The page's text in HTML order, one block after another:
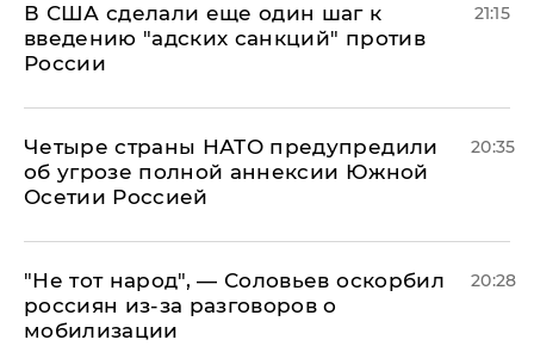
В США сделали еще один шаг к
введению "адских санкций" против
России
21:15
Четыре страны НАТО предупредили
об угрозе полной аннексии Южной
Осетии Россией
20:35
​"Не тот народ", — Соловьев оскорбил
россиян из-за разговоров о
мобилизации
20:28